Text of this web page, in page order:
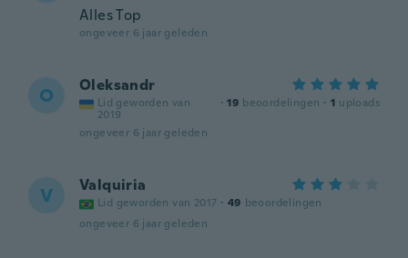
Alles Top
ongeveer 6 jaar geleden
O Oleksandr
Lid geworden van
2019
· 19 beoordelingen · 1 uploads
ongeveer 6 jaar geleden
V Valquiria
Lid geworden van 2017 · 49 beoordelingen
ongeveer 6 jaar geleden